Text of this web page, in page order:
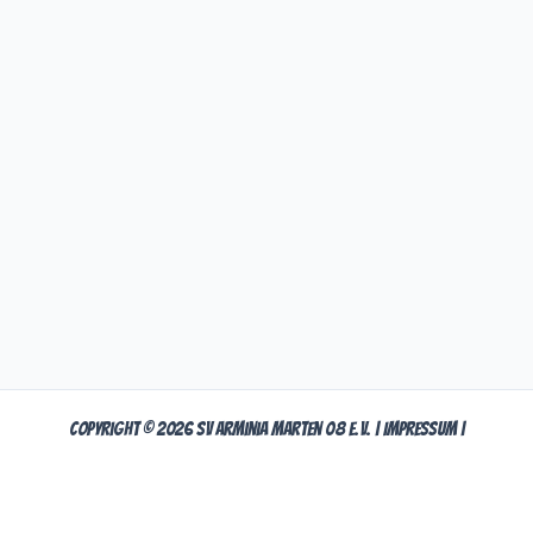
Copyright © 2026 SV Arminia Marten 08 e.V. |Impressum|